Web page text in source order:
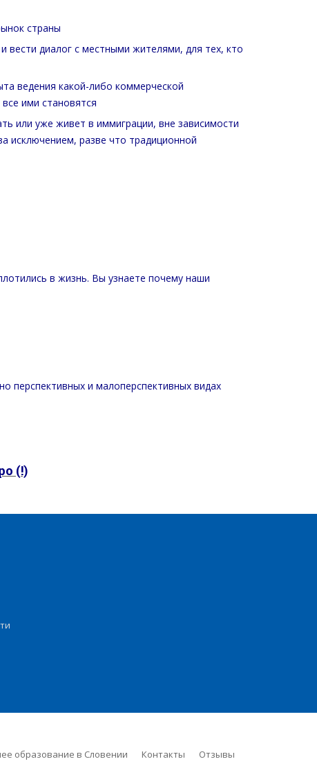
страны
вести диалог с местными жителями, для тех, кто
ведения какой-либо коммерческой
ими становятся
или уже живет в иммиграции, вне зависимости
исключением, разве что традиционной
в жизнь. Вы узнаете почему наши
перспективных и малоперспективных видах
(!)
образование в Словении Контакты
Отзывы